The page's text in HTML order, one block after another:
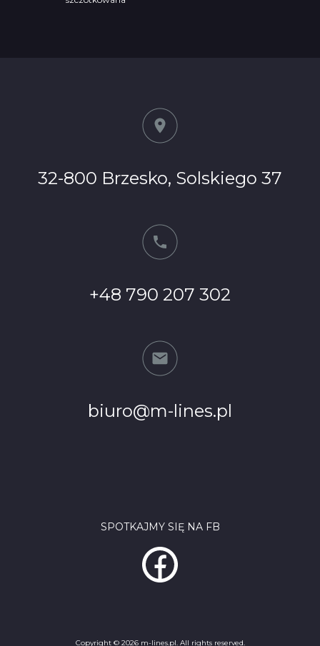
32-800 Brzesko, Solskiego 37
+48 790 207 302
biuro@m-lines.pl
SPOTKAJMY SIĘ NA FB
Copyright © 2026 m-lines.pl. All rights reserved.